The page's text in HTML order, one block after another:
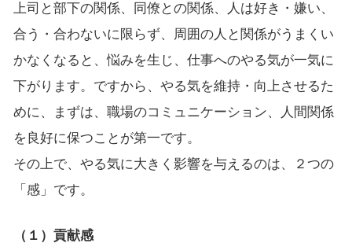
上司と部下の関係、同僚との関係、人は好き・嫌い、
合う・合わないに限らず、周囲の人と関係がうまくい
かなくなると、悩みを生じ、仕事へのやる気が一気に
下がります。ですから、やる気を維持・向上させるた
めに、まずは、職場のコミュニケーション、人間関係
を良好に保つことが第一です。
その上で、やる気に大きく影響を与えるのは、２つの
「感」です。
（１）貢献感